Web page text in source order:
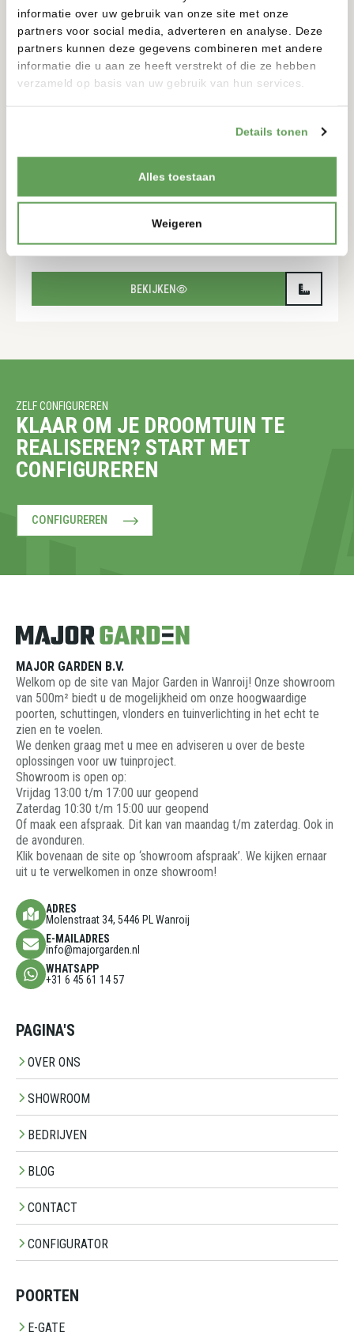
informatie over uw gebruik van onze site met onze
partners voor social media, adverteren en analyse. Deze
partners kunnen deze gegevens combineren met andere
informatie die u aan ze heeft verstrekt of die ze hebben
verzameld op basis van uw gebruik van hun services.
Details tonen
Alles toestaan
Weigeren
TORRE SOLAR
900-900MM 175-175MM
BEKIJKEN
ZELF CONFIGUREREN
KLAAR OM JE DROOMTUIN TE
REALISEREN? START MET
CONFIGUREREN
CONFIGUREREN
MAJOR GARDEN B.V.
Welkom op de site van Major Garden in Wanroij! Onze showroom
van 500m² biedt u de mogelijkheid om onze hoogwaardige
poorten, schuttingen, vlonders en tuinverlichting in het echt te
zien en te voelen.
We denken graag met u mee en adviseren u over de beste
oplossingen voor uw tuinproject.
Showroom is open op:
Vrijdag 13:00 t/m 17:00 uur geopend
Zaterdag 10:30 t/m 15:00 uur geopend
Of maak een afspraak. Dit kan van maandag t/m zaterdag. Ook in
de avonduren.
Klik bovenaan de site op ‘showroom afspraak’. We kijken ernaar
uit u te verwelkomen in onze showroom!
ADRES
Molenstraat 34, 5446 PL Wanroij
E-MAILADRES
info@majorgarden.nl
WHATSAPP
+31 6 45 61 14 57
PAGINA'S
OVER ONS
SHOWROOM
BEDRIJVEN
BLOG
CONTACT
CONFIGURATOR
POORTEN
E-GATE